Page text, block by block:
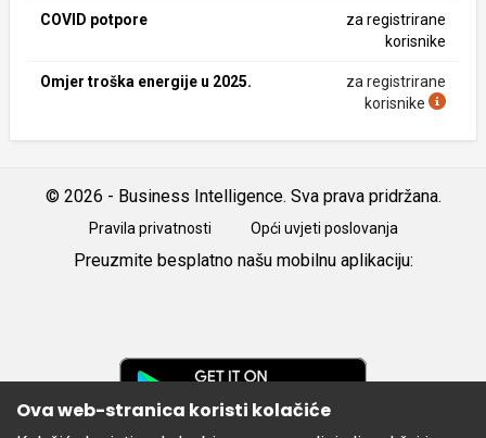
COVID potpore
za registrirane
korisnike
Omjer troška energije u 2025.
za registrirane
korisnike
© 2026 - Business Intelligence. Sva prava pridržana.
Pravila privatnosti Opći uvjeti poslovanja
Preuzmite besplatno našu mobilnu aplikaciju:
Ova web-stranica koristi kolačiće